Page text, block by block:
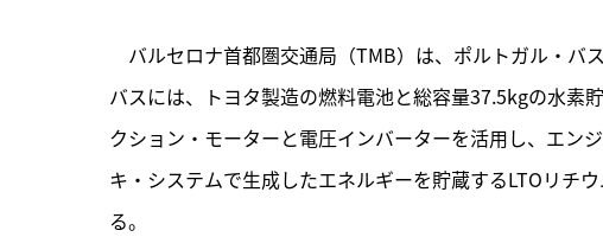
バルセロナ首都圏交通局（TMB）は、 ポルトガル・バ
バスには、トヨタ製造の燃料電池と総容量37.5kgの水素
クション・モーターと電圧インバーターを活用し、エン
キ・システムで生成したエネルギーを貯蔵するLTOリチ
る。